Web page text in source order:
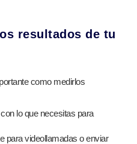
resultados de tu
como medirlos
lo que necesitas para
para videollamadas o enviar